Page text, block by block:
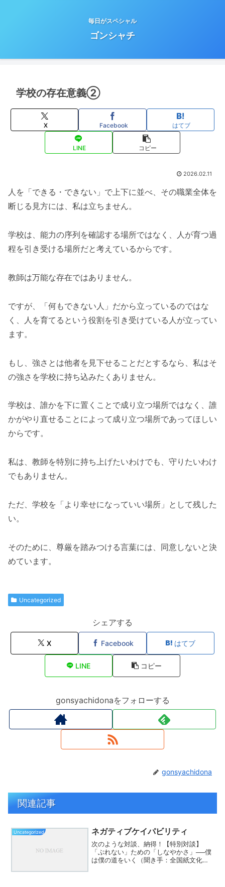
毎日がスペシャル
ゴンシャチ
学校の存在意義②
X Facebook はてブ
LINE コピー
2026.02.11
人を「できる・できない」で上下に並べ、その職業全体を
断じる見方には、私は立ちません。
学校は、能力の序列を確認する場所ではなく、人が育つ過
程を引き受ける場所だと考えているからです。
教師は万能な存在ではありません。
ですが、「何もできない人」だから立っているのではな
く、人を育てるという役割を引き受けている人が立ってい
ます。
もし、強さとは他者を見下せることだとするなら、私はそ
の強さを学校に持ち込みたくありません。
学校は、誰かを下に置くことで成り立つ場所ではなく、誰
かがやり直せることによって成り立つ場所であってほしい
からです。
私は、教師を特別に持ち上げたいわけでも、守りたいわけ
でもありません。
ただ、学校を「より幸せになっていい場所」として残した
い。
そのために、尊厳を踏みつける言葉には、同意しないと決
めています。
Uncategorized
シェアする
X Facebook はてブ
LINE コピー
gonsyachidonaをフォローする
gonsyachidona
関連記事
Uncategorized ネガティブケイパビリティ
次のような対談、納得！【特別対談】
「ぶれない」ための「しなやかさ」──僕
は僕の道をいく（聞き手：全国紙文化部